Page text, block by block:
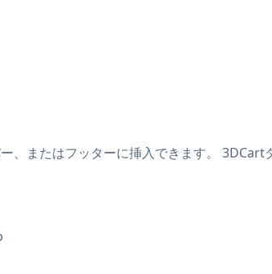
またはフッターに挿入できます。 3DCart